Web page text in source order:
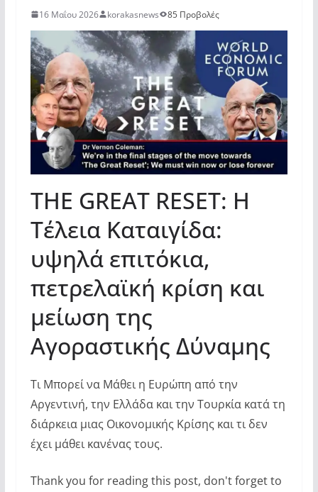
16 Μαΐου 2026 korakasnews 85 Προβολές
THE GREAT RESET: Η
Τέλεια Καταιγίδα:
υψηλά επιτόκια,
πετρελαϊκή κρίση και
μείωση της
Αγοραστικής Δύναμης
Τι Μπορεί να Μάθει η Ευρώπη από την
Αργεντινή, την Ελλάδα και την Τουρκία κατά τη
διάρκεια μιας Οικονομικής Κρίσης και τι δεν
έχει μάθει κανένας τους.
Thank you for reading this post, don't forget to